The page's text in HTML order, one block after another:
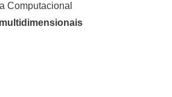
Computacional